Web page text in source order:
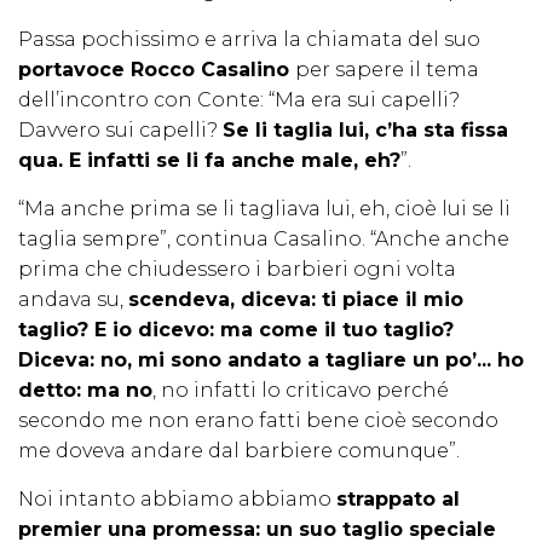
Passa pochissimo e arriva la chiamata del suo
portavoce Rocco Casalino per sapere il tema
dell’incontro con Conte: “Ma era sui capelli?
Davvero sui capelli? Se li taglia lui, c’ha sta fissa
qua. E infatti se li fa anche male, eh?”.
“Ma anche prima se li tagliava lui, eh, cioè lui se li
taglia sempre”, continua Casalino. “Anche anche
prima che chiudessero i barbieri ogni volta
andava su, scendeva, diceva: ti piace il mio
taglio? E io dicevo: ma come il tuo taglio?
Diceva: no, mi sono andato a tagliare un po’... ho
detto: ma no, no infatti lo criticavo perché
secondo me non erano fatti bene cioè secondo
me doveva andare dal barbiere comunque”.
Noi intanto abbiamo abbiamo strappato al
premier una promessa: un suo taglio speciale